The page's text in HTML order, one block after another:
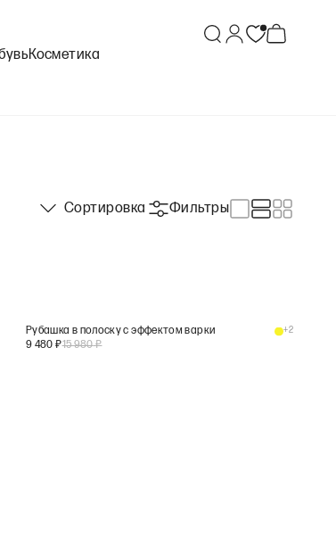
Косметика
Сортировка Фильтры
Рубашка в полоску с эффектом варки
9 480 ₽15 980₽
+2